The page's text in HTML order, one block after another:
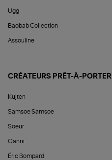
Ugg
Baobab Collection
Assouline
CRÉATEURS PRÊT-À-PORTER
Kujten
Samsoe Samsoe
Soeur
Ganni
Éric Bompard